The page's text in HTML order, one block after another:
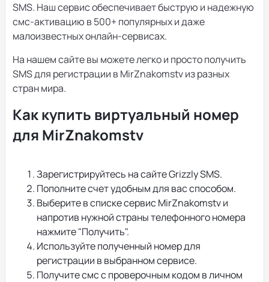
SMS. Наш сервис обеспечивает быструю и надежную
смс-активацию в 500+ популярных и даже
малоизвестных онлайн-сервисах.
На нашем сайте вы можете легко и просто получить
SMS для регистрации в MirZnakomstv из разных
стран мира.
Как купить виртуальный номер
для MirZnakomstv
Зарегистрируйтесь на сайте Grizzly SMS.
Пополните счет удобным для вас способом.
Выберите в списке сервис MirZnakomstv и
напротив нужной страны телефонного номера
нажмите "Получить".
Используйте полученный номер для
регистрации в выбранном сервисе.
Получите смс с проверочным кодом в личном